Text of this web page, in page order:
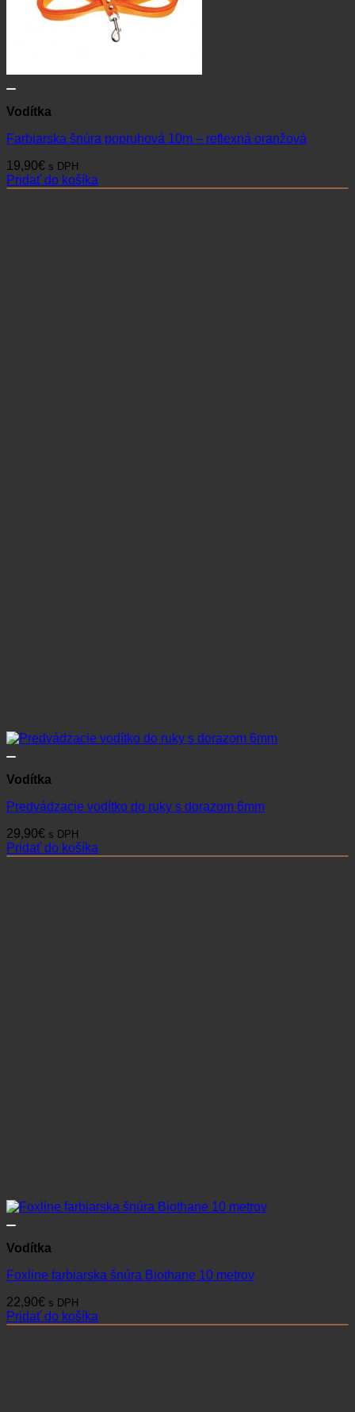
Vodítka
Farbiarska šnúra popruhová 10m – reflexná oranžová
19,90€ s DPH
Pridať do košíka
Vodítka
Predvádzacie vodítko do ruky s dorazom 6mm
29,90€ s DPH
Pridať do košíka
Vodítka
Foxline farbiarska šnúra Biothane 10 metrov
22,90€ s DPH
Pridať do košíka